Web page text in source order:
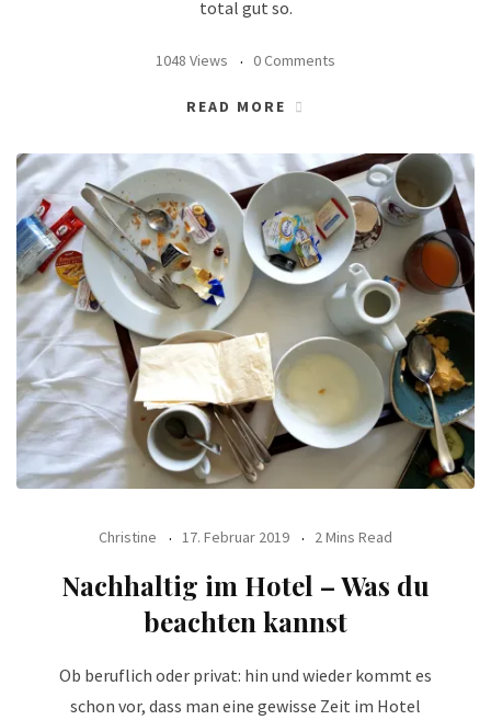
total gut so.
1048 Views 0 Comments
READ MORE
Christine 17. Februar 2019 2 Mins Read
Nachhaltig im Hotel – Was du
beachten kannst
Ob beruflich oder privat: hin und wieder kommt es
schon vor, dass man eine gewisse Zeit im Hotel